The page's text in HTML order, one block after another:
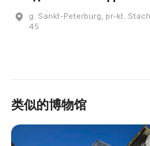
g. Sankt-Peterburg, pr-kt.
45
类似的博物馆